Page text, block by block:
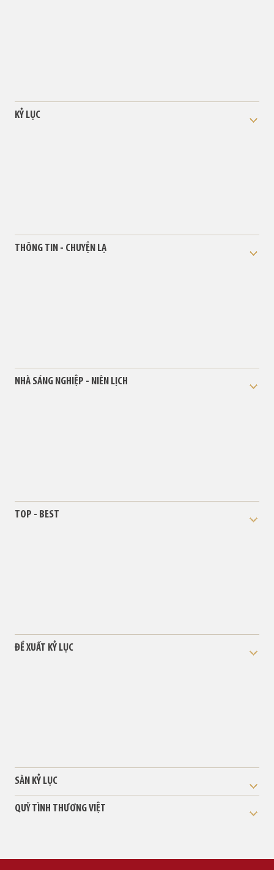
KỶ LỤC
THÔNG TIN - CHUYỆN LẠ
NHÀ SÁNG NGHIỆP - NIÊN LỊCH
TOP - BEST
ĐỀ XUẤT KỶ LỤC
SÀN KỶ LỤC
QUỸ TÌNH THƯƠNG VIỆT